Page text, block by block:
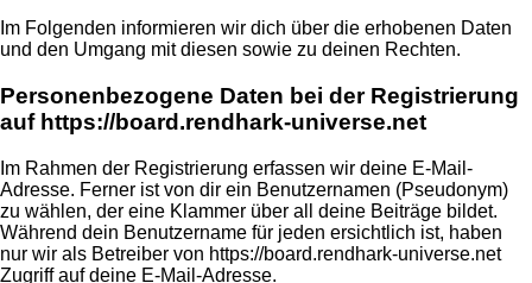
Im Folgenden informieren wir dich über die erhobenen Daten
und den Umgang mit diesen sowie zu deinen Rechten.
Personenbezogene Daten bei der Registrierung
auf https://board.rendhark-universe.net
Im Rahmen der Registrierung erfassen wir deine E-Mail-
Adresse. Ferner ist von dir ein Benutzernamen (Pseudonym)
zu wählen, der eine Klammer über all deine Beiträge bildet.
Während dein Benutzername für jeden ersichtlich ist, haben
nur wir als Betreiber von https://board.rendhark-universe.net
Zugriff auf deine E-Mail-Adresse.